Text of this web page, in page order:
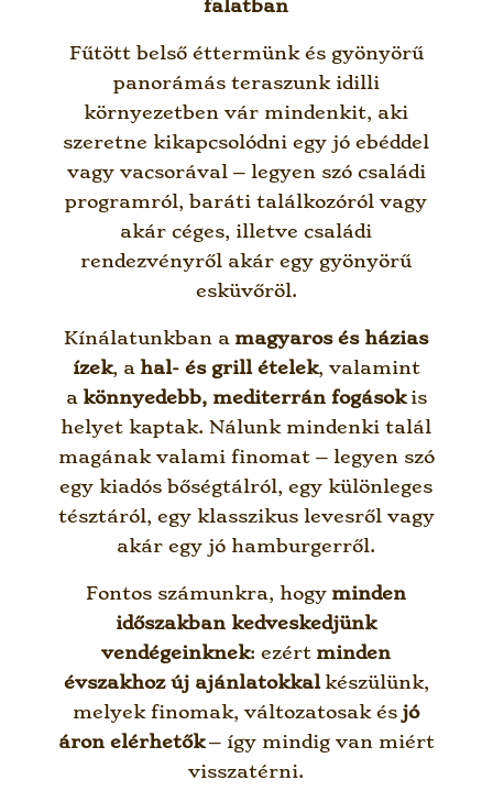
falatban
Fűtött belső éttermünk és gyönyörű
panorámás teraszunk idilli
környezetben vár mindenkit, aki
szeretne kikapcsolódni egy jó ebéddel
vagy vacsorával – legyen szó családi
programról, baráti találkozóról vagy
akár céges, illetve családi
rendezvényről akár egy gyönyörű
esküvőröl.
Kínálatunkban a magyaros és házias
ízek, a hal- és grill ételek, valamint
a könnyedebb, mediterrán fogásokis
helyet kaptak. Nálunk mindenki talál
magának valami finomat – legyen szó
egy kiadós bőségtálról, egy különleges
tésztáról, egy klasszikus levesről vagy
akár egy jó hamburgerről.
Fontos számunkra, hogy minden
időszakban kedveskedjünk
vendégeinknek: ezért minden
évszakhoz új ajánlatokkalkészülünk,
melyek finomak, változatosak és jó
áron elérhetők– így mindig van miért
visszatérni.